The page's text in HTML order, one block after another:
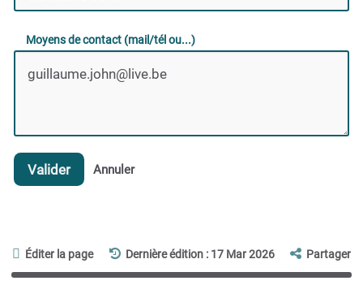
Moyens de contact (mail/tél ou...)
Valider Annuler
Éditer la page Dernière édition : 17 Mar 2026 Partager